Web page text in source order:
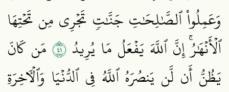
وَعَمِلُواْ ٱلصَّٰلِحَٰتِ جَنَّٰتٖ تَجۡرِي مِن تَحۡتِهَا
ٱلۡأَنۡهَٰرُۚ إِنَّ ٱللَّهَ يَفۡعَلُ مَا يُرِيدُ ١٤ مَن كَانَ
يَظُنُّ أَن لَّن يَنصُرَهُ ٱللَّهُ فِي ٱلدُّنۡيَا وَٱلۡأٓخِرَةِ